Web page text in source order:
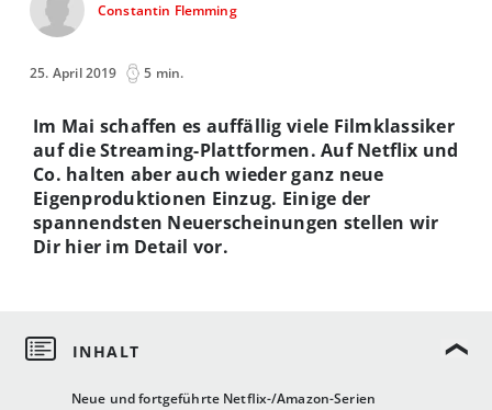
Constantin Flemming
25. April 2019 5 min.
Neue und fortgeführte Netflix-/Amazon-Serien
Im Mai schaffen es auffällig viele Filmklassiker
auf die Streaming-Plattformen. Auf Netflix und
Co. halten aber auch wieder ganz neue
Eigenproduktionen Einzug. Einige der
spannendsten Neuerscheinungen stellen wir
Dir hier im Detail vor.